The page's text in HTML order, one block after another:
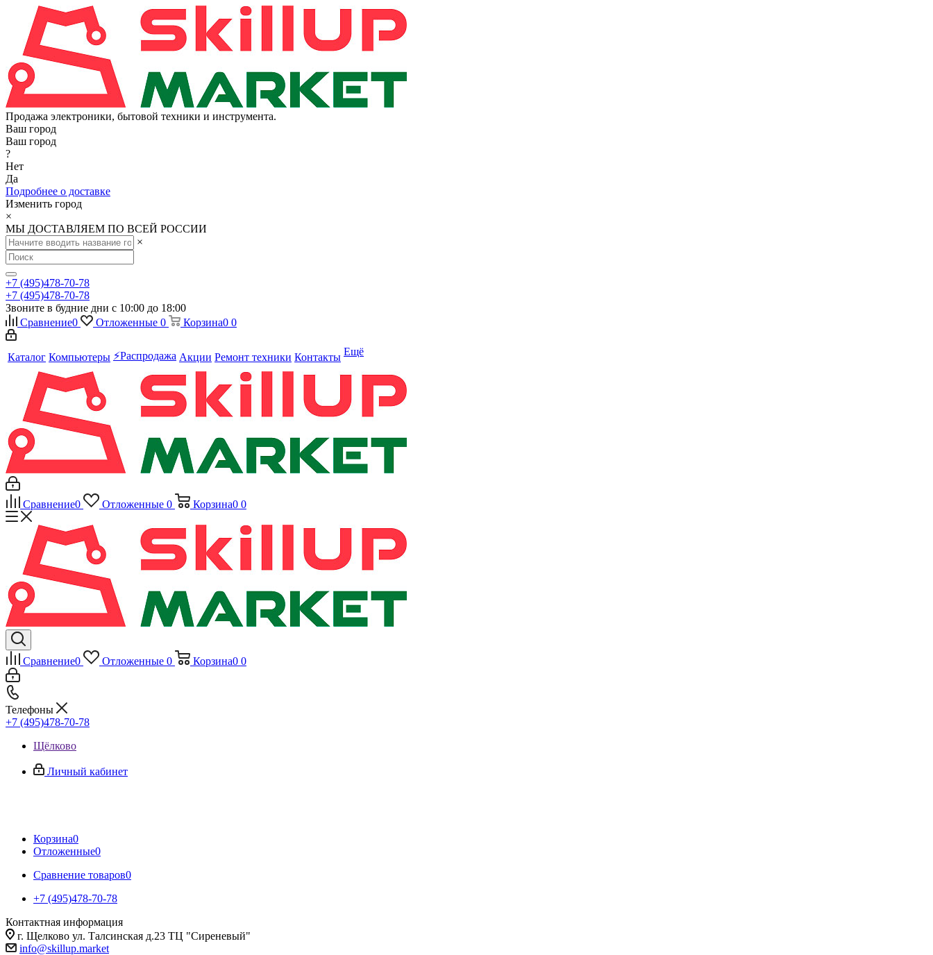
Продажа электроники, бытовой техники и инструмента.
Ваш город
Ваш город
?
Нет
Да
Подробнее о доставке
Изменить город
×
МЫ ДОСТАВЛЯЕМ ПО ВСЕЙ РОССИИ
×
+7 (495)478-70-78
+7 (495)478-70-78
Звоните в будние дни с 10:00 до 18:00
Сравнение0 Отложенные 0 Корзина0 0
Каталог Компьютеры ⚡️Распродажа Акции Ремонт техники Контакты Ещё
Сравнение0 Отложенные 0 Корзина0 0
Сравнение0 Отложенные 0 Корзина0 0
Телефоны
+7 (495)478-70-78
Щёлково
Личный кабинет
Корзина0
Отложенные0
Сравнение товаров0
+7 (495)478-70-78
Контактная информация
г. Щелково ул. Талсинская д.23 ТЦ "Сиреневый"
info@skillup.market